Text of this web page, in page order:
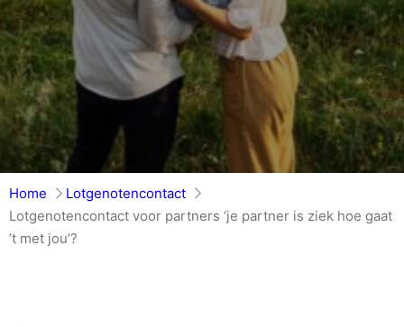
Home
Lotgenotencontact
Lotgenotencontact voor partners ‘je partner is ziek hoe gaat
’t met jou’?